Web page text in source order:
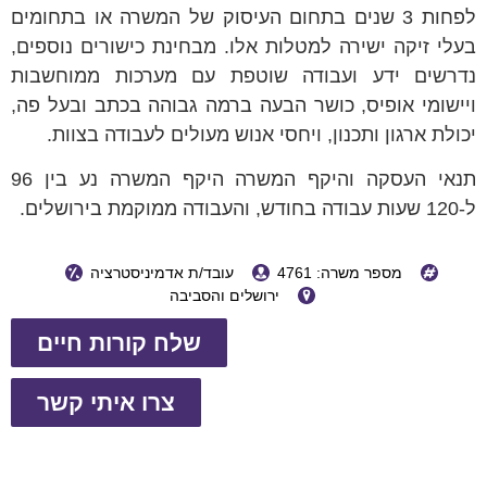
לפחות 3 שנים בתחום העיסוק של המשרה או בתחומים
בעלי זיקה ישירה למטלות אלו. מבחינת כישורים נוספים,
נדרשים ידע ועבודה שוטפת עם מערכות ממוחשבות
ויישומי אופיס, כושר הבעה ברמה גבוהה בכתב ובעל פה,
יכולת ארגון ותכנון, ויחסי אנוש מעולים לעבודה בצוות.
תנאי העסקה והיקף המשרה היקף המשרה נע בין 96
ל-120 שעות עבודה בחודש, והעבודה ממוקמת בירושלים.
מספר משרה: 4761
עובד/ת אדמיניסטרציה
ירושלים והסביבה
שלח קורות חיים
צרו איתי קשר